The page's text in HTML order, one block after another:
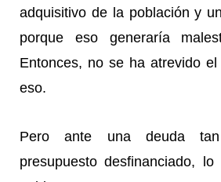
adquisitivo de la población y
porque eso generaría
Entonces, no se ha atrevido
eso.
Pero ante una deuda
presupuesto desfinanciado,